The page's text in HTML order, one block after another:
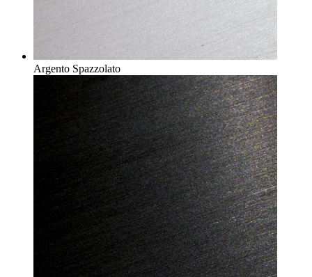
Argento Spazzolato